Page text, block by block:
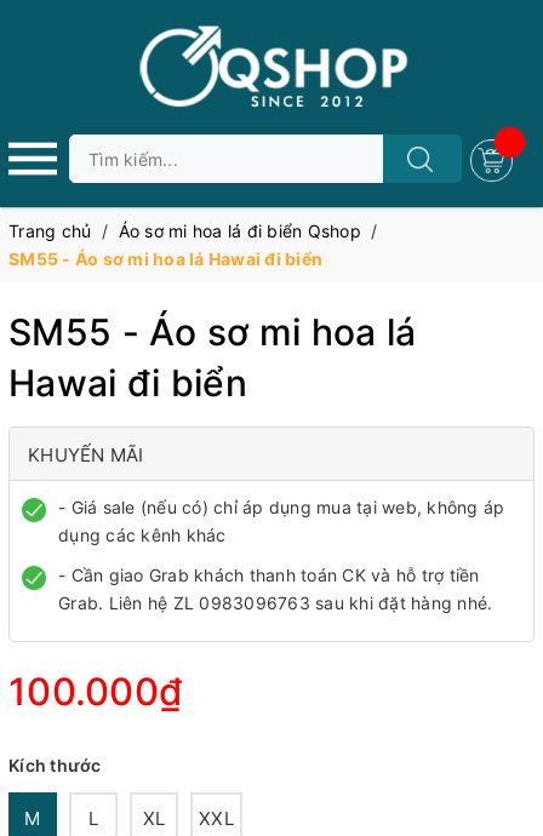
Trang chủ / Áo sơ mi hoa lá đi biển Qshop /
SM55 - Áo sơ mi hoa lá Hawai đi biển
SM55 - Áo sơ mi hoa lá
Hawai đi biển
KHUYẾN MÃI
- Giá sale (nếu có) chỉ áp dụng mua tại web, không áp
dụng các kênh khác
- Cần giao Grab khách thanh toán CK và hỗ trợ tiền
Grab. Liên hệ ZL 0983096763 sau khi đặt hàng nhé.
100.000₫
Kích thước
M L XL XXL